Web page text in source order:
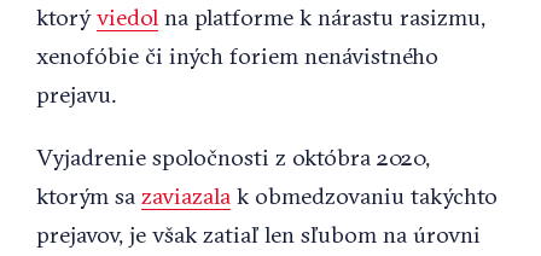
ktorýviedol na platforme k nárastu rasizmu,
xenofóbie či iných foriem nenávistného
prejavu.
Vyjadrenie spoločnosti z októbra 2020,
ktorým sa zaviazala k obmedzovaniu takýchto
prejavov, je však zatiaľ len sľubom na úrovni